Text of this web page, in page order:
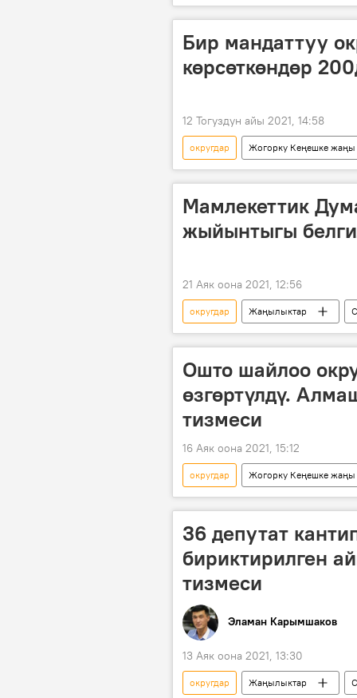
Жогорку Кеңешке жаңы тартип
шайлоо
шайлоо округу
Бир мандаттуу
көрсөткөндөр
12 Тогуздун айы 2021, 14:58
округдар Жогорку Кеңешке жаңы
Кыргызстан
Саясат
Мамлекеттик
жыйынтыгы
21 Аяк оона 2021, 12:56
округдар Жаңылыктар
Мамлекеттик Дума
шайлоо
Ошто шайлоо
өзгөртүлдү.
тизмеси
16 Аяк оона 2021, 15:12
округдар Жогорку Кеңешке жаңы
Кыргызстан
Саясат
36 депутат
бириктирилген
тизмеси
Эламан Карымшаков
13 Аяк оона 2021, 13:30
округдар Жаңылыктар